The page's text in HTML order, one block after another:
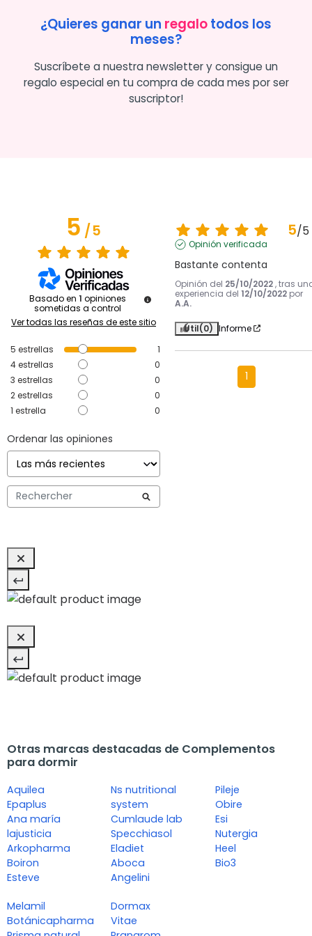
¿Quieres ganar un regalotodos los
meses?
Suscríbete a nuestra newsletter y consigue un
regalo especial en tu compra de cada mes por ser
suscriptor!
5/5
Basado en 1 opiniones
sometidas a control
Ver todas las reseñas de este sitio
5 estrellas
1
4estrellas
0
3 estrellas
0
2estrellas
0
1 estrella 0
Ordenar las opiniones
5/5
Opinión verificada
Bastante contenta
Opinión del 25/10/2022 , tras
experiencia del 12/10/2022 por
A.A.
Útil(0) Informe
1
Otras marcas destacadas de Complementos
para dormir
Aquilea
Epaplus
Ana maría
lajusticia
Arkopharma
Boiron
Esteve
Ns nutritional
system
Cumlaude lab
Specchiasol
Eladiet
Aboca
Angelini
Pileje
Obire
Esi
Nutergia
Heel
Bio3
Melamil
Botánicapharma
Dormax
Vitae